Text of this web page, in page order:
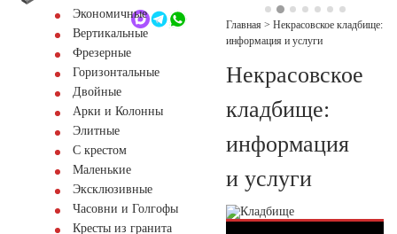
Обратный звонокЭкономичные
Вертикальные
Фрезерные
Горизонтальные
Двойные
Арки и Колонны
Элитные
С крестом
Маленькие
Эксклюзивные
Часовни и Голгофы
Кресты из гранита
Главная > Некрасовское кладбище:
информация и услуги
Некрасовское
кладбище:
информация
и услуги